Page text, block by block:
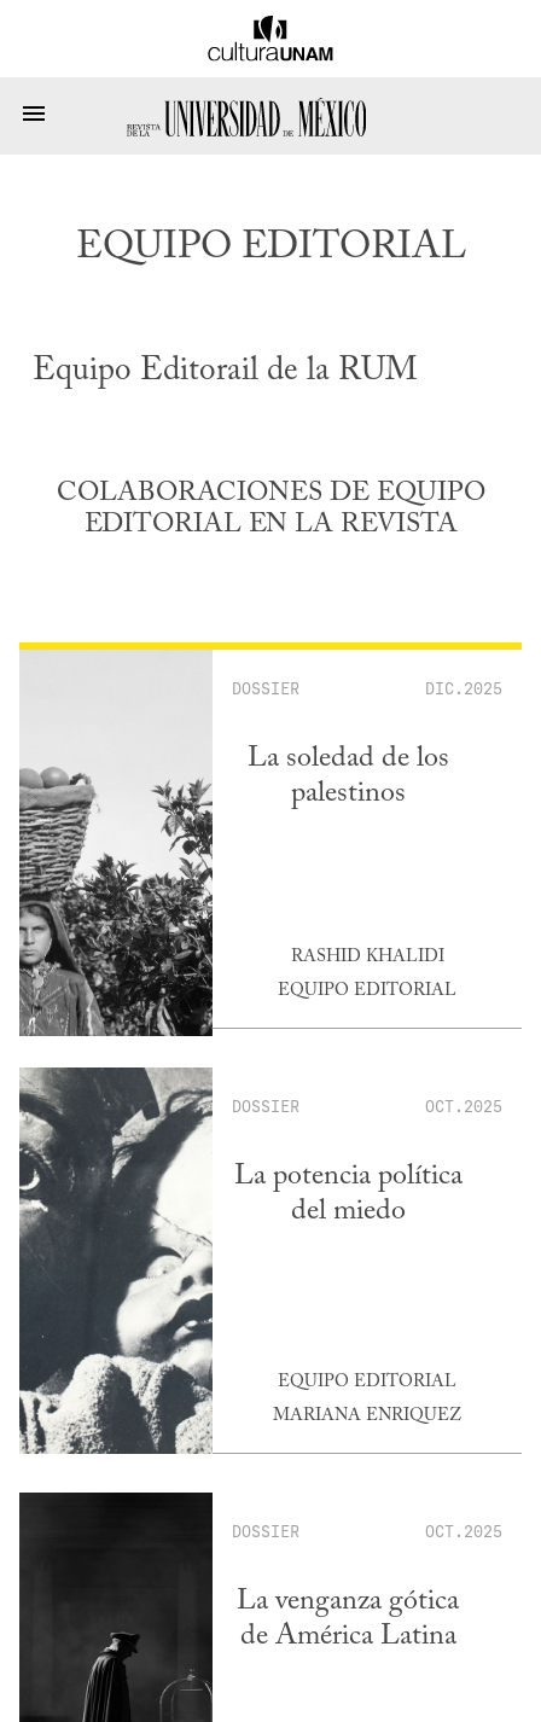
EQUIPO EDITORIAL
Equipo Editorail de la RUM
COLABORACIONES DE EQUIPO
EDITORIAL EN LA REVISTA
DOSSIER DIC.2025
La soledad de los
palestinos
RASHID KHALIDI
EQUIPO EDITORIAL
DOSSIER OCT.2025
La potencia política
del miedo
EQUIPO EDITORIAL
MARIANA ENRIQUEZ
DOSSIER OCT.2025
La venganza gótica
de América Latina